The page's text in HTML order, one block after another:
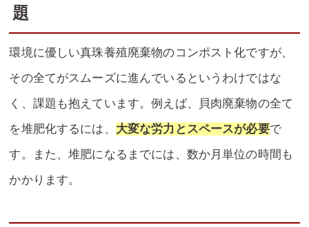
題
環境に優しい真珠養殖廃棄物のコンポスト化ですが、
その全てがスムーズに進んでいるというわけではな
く、課題も抱えています。例えば、貝肉廃棄物の全て
を堆肥化するには、 大変な労力とスペースが必要で
す。また、堆肥になるまでには、数か月単位の時間も
かかります。